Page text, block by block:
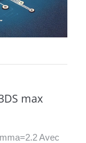
max
Avec